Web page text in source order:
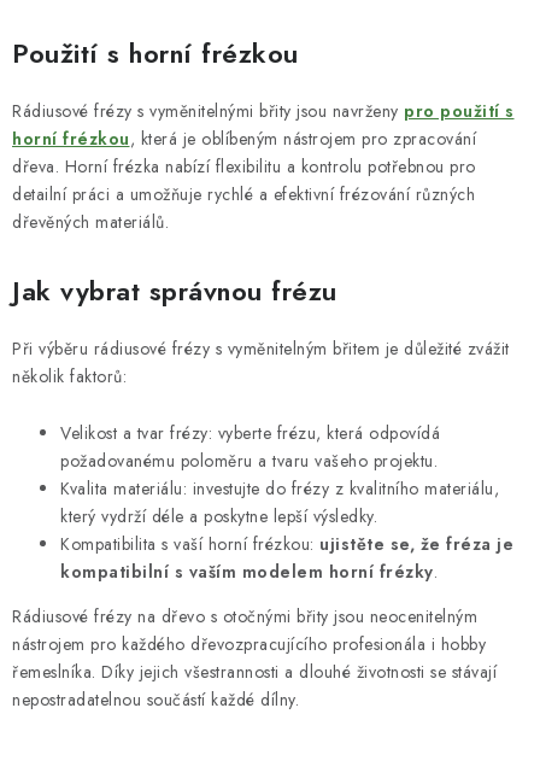
Použití s horní frézkou
Rádiusové frézy s vyměnitelnými břity jsou navrženy pro použití s
horní frézkou, která je oblíbeným nástrojem pro zpracování
dřeva. Horní frézka nabízí flexibilitu a kontrolu potřebnou pro
detailní práci a umožňuje rychlé a efektivní frézování různých
dřevěných materiálů.
Jak vybrat správnou frézu
Při výběru rádiusové frézy s vyměnitelným břitem je důležité zvážit
několik faktorů:
Velikost a tvar frézy: vyberte frézu, která odpovídá
požadovanému poloměru a tvaru vašeho projektu.
Kvalita materiálu: investujte do frézy z kvalitního materiálu,
který vydrží déle a poskytne lepší výsledky.
Kompatibilita s vaší horní frézkou: ujistěte se, že fréza je
kompatibilní s vaším modelem horní frézky.
Rádiusové frézy na dřevo s otočnými břity jsou neocenitelným
nástrojem pro každého dřevozpracujícího profesionála i hobby
řemeslníka. Díky jejich všestrannosti a dlouhé životnosti se stávají
nepostradatelnou součástí každé dílny.